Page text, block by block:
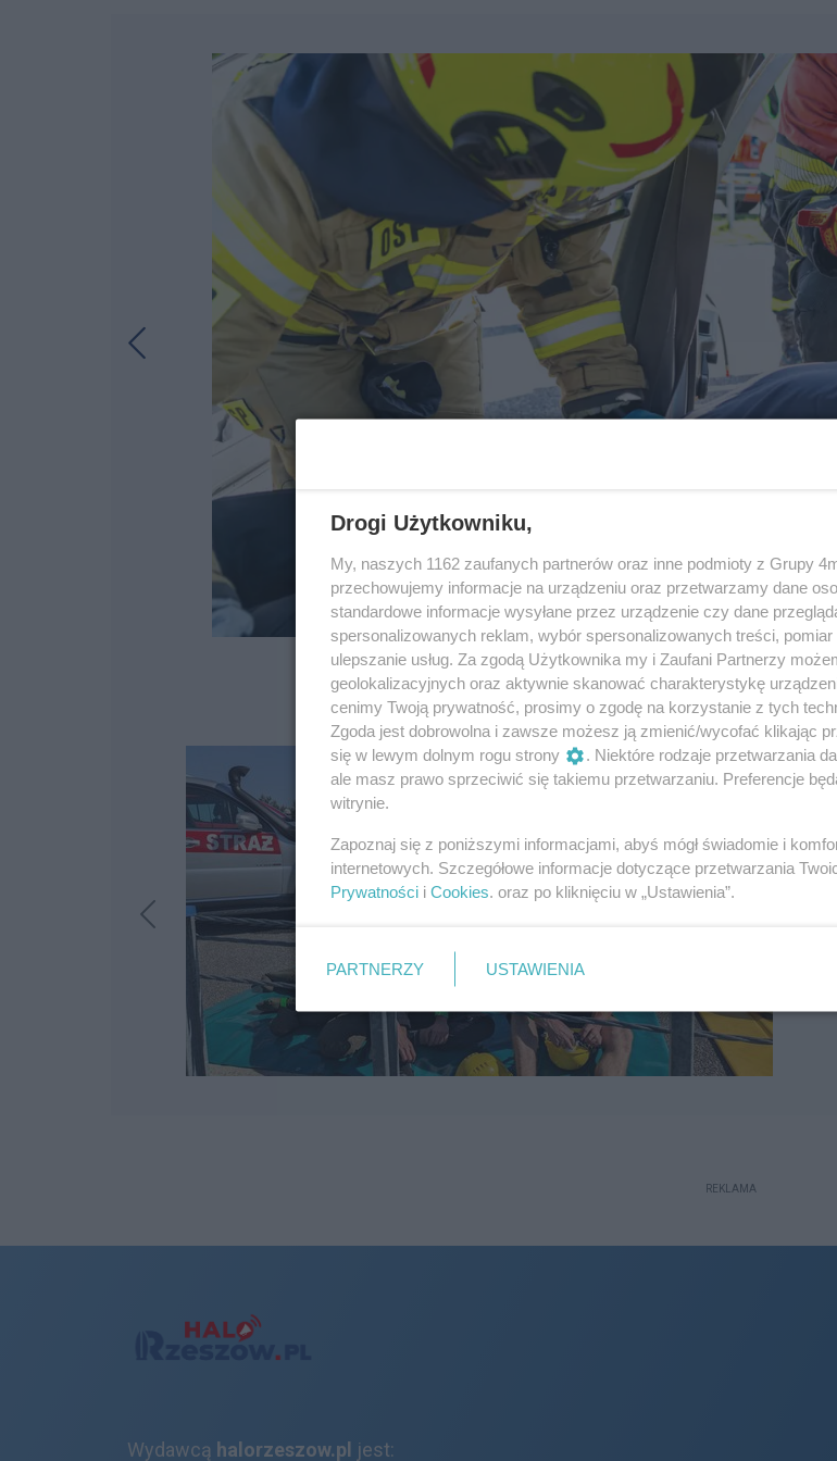
102 / 170
REKLAMA
Wydawcą halorzeszow.pl jest:
Drogi Użytkowniku,
My, naszych 1162 zaufanych partnerów oraz inne podmioty z Grupy
przechowujemy informacje na urządzeniu oraz przetwarzamy dane
standardowe informacje wysyłane przez urządzenie czy dane
spersonalizowanych reklam, wybór spersonalizowanych treści,
ulepszanie usług. Za zgodą Użytkownika my i Zaufani Partnerzy
geolokalizacyjnych oraz aktywnie skanować charakterystykę
cenimy Twoją prywatność, prosimy o zgodę na korzystanie z tych
Zgoda jest dobrowolna i zawsze możesz ją zmienić/wycofać klikając
się w lewym dolnym rogu strony
. Niektóre rodzaje przetwarzania
ale masz prawo sprzeciwić się takiemu przetwarzaniu. Preferencje
witrynie.
Zapoznaj się z poniższymi informacjami, abyś mógł świadomie i
internetowych. Szczegółowe informacje dotyczące przetwarzania
Prywatności i Cookies. oraz po kliknięciu w „Ustawienia”.
PARTNERZY USTAWIENIA